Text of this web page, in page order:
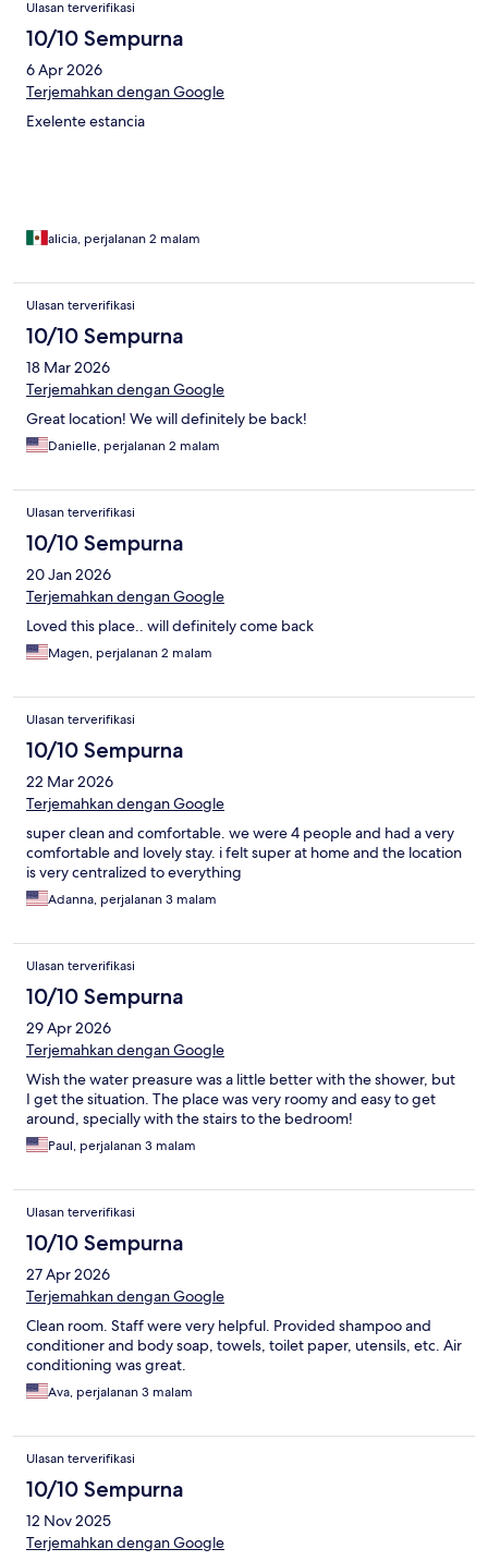
Ulasan terverifikasi
10/10 Sempurna
6 Apr 2026
Terjemahkan dengan Google
Exelente estancia
alicia, perjalanan 2 malam
Ulasan terverifikasi
10/10 Sempurna
18 Mar 2026
Terjemahkan dengan Google
Great location! We will definitely be back!
Danielle, perjalanan 2 malam
Ulasan terverifikasi
10/10 Sempurna
20 Jan 2026
Terjemahkan dengan Google
Loved this place.. will definitely come back
Magen, perjalanan 2 malam
Ulasan terverifikasi
10/10 Sempurna
22 Mar 2026
Terjemahkan dengan Google
super clean and comfortable. we were 4 people and had a very
comfortable and lovely stay. i felt super at home and the location
is very centralized to everything
Adanna, perjalanan 3 malam
Ulasan terverifikasi
10/10 Sempurna
29 Apr 2026
Terjemahkan dengan Google
Wish the water preasure was a little better with the shower, but
I get the situation. The place was very roomy and easy to get
around, specially with the stairs to the bedroom!
Paul, perjalanan 3 malam
Ulasan terverifikasi
10/10 Sempurna
27 Apr 2026
Terjemahkan dengan Google
Clean room. Staff were very helpful. Provided shampoo and
conditioner and body soap, towels, toilet paper, utensils, etc. Air
conditioning was great.
Ava, perjalanan 3 malam
Ulasan terverifikasi
10/10 Sempurna
12 Nov 2025
Terjemahkan dengan Google